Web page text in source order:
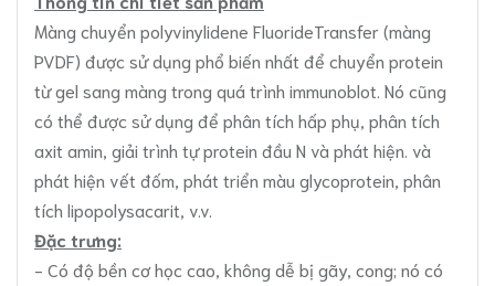
Màng chuyển polyvinylidene FluorideTransfer (màng
PVDF) được sử dụng phổ biến nhất để chuyển protein
từ gel sang màng trong quá trình immunoblot. Nó cũng
có thể được sử dụng để phân tích hấp phụ, phân tích
axit amin, giải trình tự protein đầu N và phát hiện. và
phát hiện vết đốm, phát triển màu glycoprotein, phân
tích lipopolysacarit, v.v.
Đặc trưng:
- Có độ bền cơ học cao, không dễ bị gãy, cong; nó có